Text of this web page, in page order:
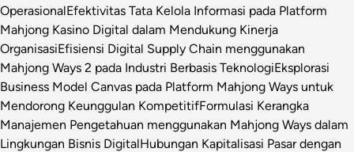
OperasionalEfektivitas Tata Kelola Informasi pada Platform
Mahjong Kasino Digital dalam Mendukung Kinerja
OrganisasiEfisiensi Digital Supply Chain menggunakan
Mahjong Ways 2 pada Industri Berbasis TeknologiEksplorasi
Business Model Canvas pada Platform Mahjong Ways untuk
Mendorong Keunggulan KompetitifFormulasi Kerangka
Manajemen Pengetahuan menggunakan Mahjong Ways dalam
Lingkungan Bisnis DigitalHubungan Kapitalisasi Pasar dengan